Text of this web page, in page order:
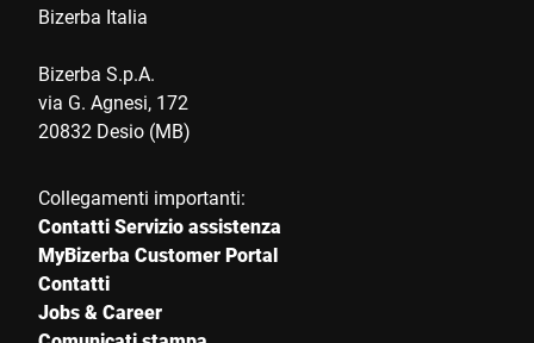
Bizerba Italia
Bizerba S.p.A.
via G. Agnesi, 172
20832 Desio (MB)
Collegamenti importanti:
Contatti Servizio assistenza
MyBizerba Customer Portal
Contatti
Jobs & Career